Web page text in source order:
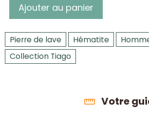
Ajouter au panier
Pierre de lave Hématite
Collection Tiago
Votre